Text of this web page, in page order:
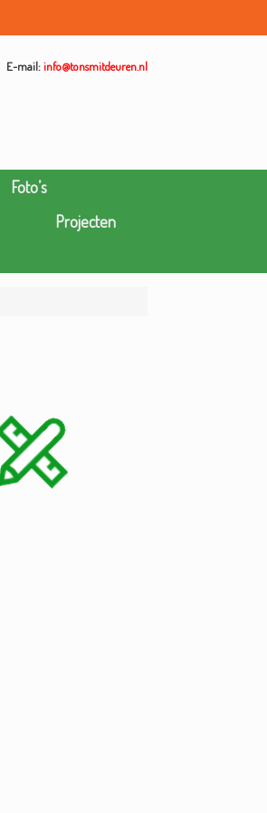
E-mail:info@tonsmitdeuren.nl
Foto’s
Projecten